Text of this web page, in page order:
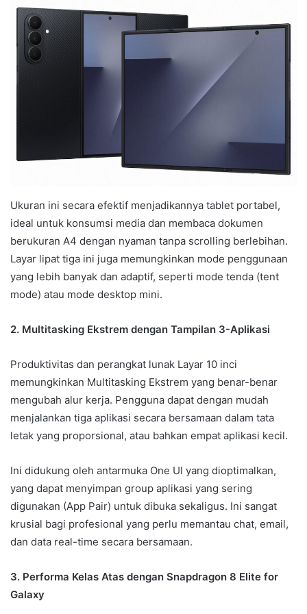
Ukuran ini secara efektif menjadikannya tablet portabel,
ideal untuk konsumsi media dan membaca dokumen
berukuran A4 dengan nyaman tanpa scrolling berlebihan.
Layar lipat tiga ini juga memungkinkan mode penggunaan
yang lebih banyak dan adaptif, seperti mode tenda (tent
mode) atau mode desktop mini.
2. Multitasking Ekstrem dengan Tampilan 3-Aplikasi
Produktivitas dan perangkat lunak Layar 10 inci
memungkinkan Multitasking Ekstrem yang benar-benar
mengubah alur kerja. Pengguna dapat dengan mudah
menjalankan tiga aplikasi secara bersamaan dalam tata
letak yang proporsional, atau bahkan empat aplikasi kecil.
Ini didukung oleh antarmuka One UI yang dioptimalkan,
yang dapat menyimpan group aplikasi yang sering
digunakan (App Pair) untuk dibuka sekaligus. Ini sangat
krusial bagi profesional yang perlu memantau chat, email,
dan data real-time secara bersamaan.
3. Performa Kelas Atas dengan Snapdragon 8 Elite for
Galaxy